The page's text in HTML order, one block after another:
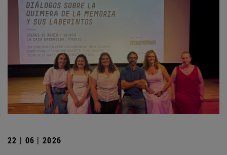
22 | 06 | 2026